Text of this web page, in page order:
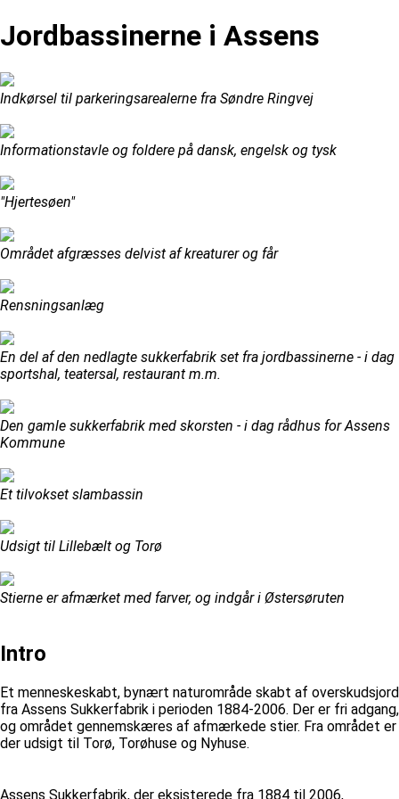
Jordbassinerne i Assens
Indkørsel til parkeringsarealerne fra Søndre Ringvej
Informationstavle og foldere på dansk, engelsk og tysk
"Hjertesøen"
Området afgræsses delvist af kreaturer og får
Rensningsanlæg
En del af den nedlagte sukkerfabrik set fra jordbassinerne - i dag
sportshal, teatersal, restaurant m.m.
Den gamle sukkerfabrik med skorsten - i dag rådhus for Assens
Kommune
Et tilvokset slambassin
Udsigt til Lillebælt og Torø
Stierne er afmærket med farver, og indgår i Østersøruten
Intro
Et menneskeskabt, bynært naturområde skabt af overskudsjord
fra Assens Sukkerfabrik i perioden 1884-2006. Der er fri adgang,
og området gennemskæres af afmærkede stier. Fra området er
der udsigt til Torø, Torøhuse og Nyhuse.
Assens Sukkerfabrik, der eksisterede fra 1884 til 2006,